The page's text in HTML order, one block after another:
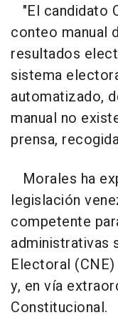
"El candidato
conteo manual
resultados
sistema
automatizado,
manual no
prensa,
Morales ha
legislación
competente
administrativas
Electoral
y, en vía
Constitucional.